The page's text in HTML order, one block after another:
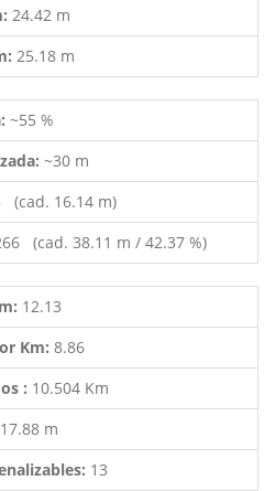
24.42 m
25.18 m
~55 %
~30 m
(cad. 16.14 m)
(cad. 38.11 m / 42.37 %)
12.13
Km: 8.86
: 10.504 Km
m
13